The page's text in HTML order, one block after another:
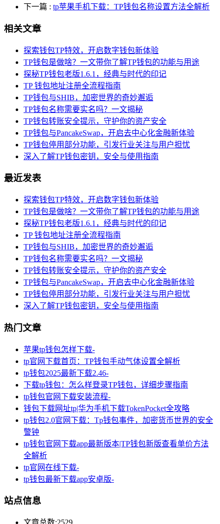
下一篇 : tp苹果手机下载：TP钱包名称设置方法全解析
相关文章
探索钱包TP特效，开启数字钱包新体验
TP钱包是做啥？一文带你了解TP钱包的功能与用途
探秘TP钱包老版1.6.1，经典与时代的印记
TP 钱包地址注册全流程指南
TP钱包与SHIB，加密世界的奇妙邂逅
TP钱包名称需要实名吗？一文揭秘
TP钱包转账安全提示，守护你的资产安全
TP钱包与PancakeSwap，开启去中心化金融新体验
TP钱包停用部分功能，引发行业关注与用户担忧
深入了解TP钱包密钥，安全与使用指南
最近发表
探索钱包TP特效，开启数字钱包新体验
TP钱包是做啥？一文带你了解TP钱包的功能与用途
探秘TP钱包老版1.6.1，经典与时代的印记
TP 钱包地址注册全流程指南
TP钱包与SHIB，加密世界的奇妙邂逅
TP钱包名称需要实名吗？一文揭秘
TP钱包转账安全提示，守护你的资产安全
TP钱包与PancakeSwap，开启去中心化金融新体验
TP钱包停用部分功能，引发行业关注与用户担忧
深入了解TP钱包密钥，安全与使用指南
热门文章
苹果tp钱包怎样下载-
tp官网下载首页：TP钱包手动气体设置全解析
tp钱包2025最新下载2.46-
下载tp钱包：怎么样登录TP钱包，详细步骤指南
tp钱包官网下载安装流程-
钱包下载网址tp|华为手机下载TokenPocket全攻略
tp钱包2.0官网下载：Tp钱包事件，加密货币世界的安全
警钟
tp钱包官网下载app最新版本|TP钱包新版查看单价方法
全解析
tp官网在线下载-
tp钱包最新下载app安卓版-
站点信息
文章总数:2529